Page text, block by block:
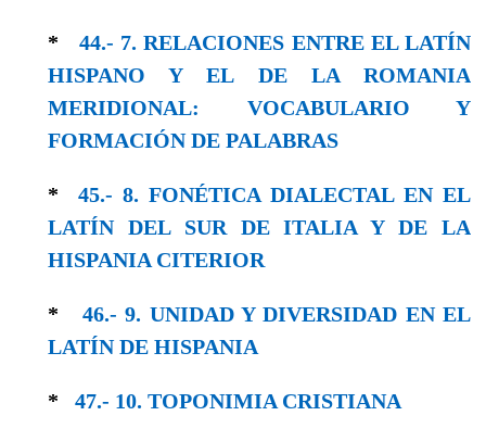
* 44.- 7. RELACIONES ENTRE EL LATÍN
HISPA­NO Y EL DE LA ROMANIA
MERIDIONAL: VOCABULARIO Y
FORMACIÓN DE PALABRAS
* 45.- 8. FONÉTICA DIALECTAL EN EL
LATÍN DEL SUR DE ITALIA Y DE LA
HISPANIA CITERIOR
* 46.- 9. UNIDAD Y DIVERSIDAD EN EL
LA­TÍN DE HISPANIA
* 47.- 10. TOPONIMIA CRISTIANA